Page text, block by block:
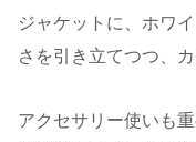
ジャケットに、ホワ
さを引き立てつつ、
アクセサリー使いも